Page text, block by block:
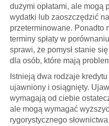
dużymi opłatami, ale mogą
wydatki lub zaoszczędzić
przeterminowane. Ponadto
terminy spłaty w
sprawi, że pomysł stanie
dla osób, które mają
Istnieją dwa rodzaje
ujawniony i osiągnięty.
wymagają od ciebie
ale mogą wymagać
rygorystycznego